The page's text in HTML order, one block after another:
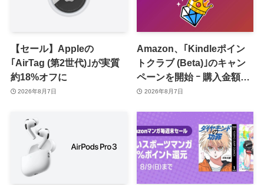
【セール】Appleの
｢AirTag (第2世代)｣が実質
約18%オフに
2026年8月7日
Amazon、｢Kindleポイン
トクラブ (Beta)｣のキャン
ペーンを開始 ｰ 購入金額に
応じて来月のポイント還元
2026年8月7日